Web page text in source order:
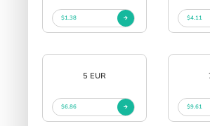
$1.38 $4.11
5 EUR
$6.86 $9.61